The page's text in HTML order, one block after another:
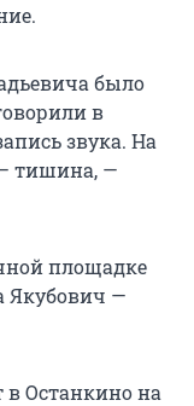
было
в
звука. На
тишина, —
площадке
Якубович —
Останкино на